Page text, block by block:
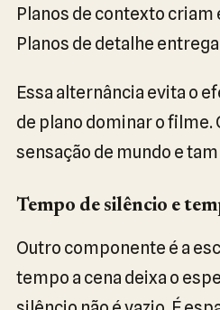
Planos de contexto criam
Planos de detalhe
Essa alternância evita o
de plano dominar o filme.
sensação de mundo e
Tempo de silêncio e
Outro componente é a
tempo a cena deixa o